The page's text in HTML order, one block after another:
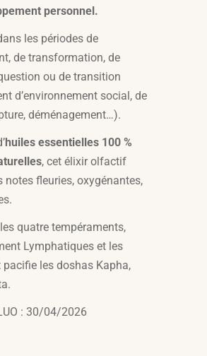
personnel.
les périodes de
de transformation, de
ou de transition
d’environnement social, de
déménagement…).
huiles essentielles 100 %
, cet élixir olfactif
notes fleuries, oxygénantes,
quatre tempéraments,
Lymphatiques et les
pacifie les doshas Kapha,
: 30/04/2026